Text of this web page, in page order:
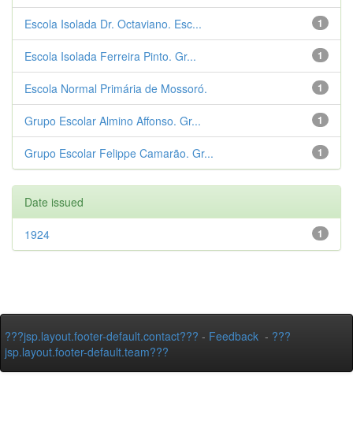
1
Escola Isolada Dr. Octaviano. Esc...
1
Escola Isolada Ferreira Pinto. Gr...
1
Escola Normal Primária de Mossoró.
1
Grupo Escolar Almino Affonso. Gr...
1
Grupo Escolar Felippe Camarão. Gr...
Date issued
1
1924
???jsp.layout.footer-default.contact??? - Feedback - ???
jsp.layout.footer-default.team???